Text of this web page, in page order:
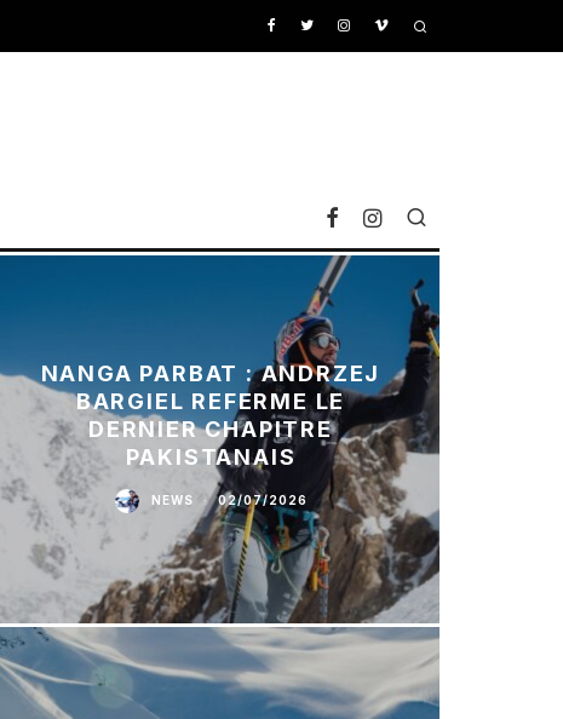
NANGA PARBAT : ANDRZEJ
BARGIEL REFERME LE
DERNIER CHAPITRE
PAKISTANAIS
NEWS · 02/07/2026